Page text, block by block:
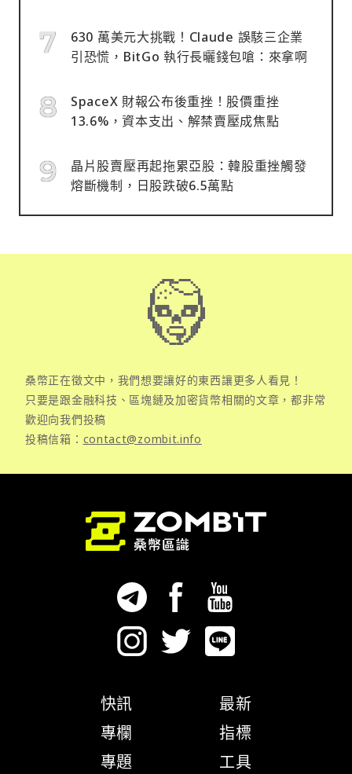
630 萬美元大挑戰！Claude 誤駭三企業
引恐慌，BitGo 執行長曬錢包嗆：來拿啊
SpaceX 財報公布後重挫！股價重挫
13.6%，資本支出、解禁賣壓成焦點
晶片股賣壓再起拖累亞股：韓股重挫觸發
熔斷機制，日股跌破6.5萬點
桑幣正在徵文中，我們想要讓好的東西讓更多人看見！
只要是跟金融科技、區塊鏈及加密貨幣相關的文章，都非常
歡迎向我們投稿
投稿信箱： contact@zombit.info
快訊
專欄
專題
最新
指標
工具